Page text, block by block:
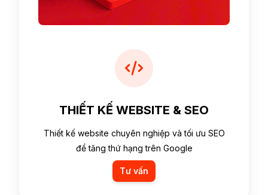
THIẾT KẾ WEBSITE & SEO
Thiết kế website chuyên nghiệp và tối ưu SEO
để tăng thứ hạng trên Google
Tư vấn